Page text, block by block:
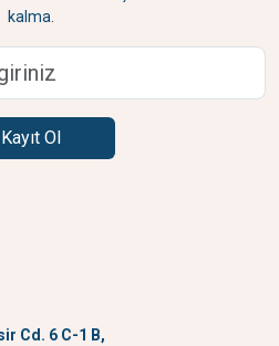
kalma.
Kayıt Ol
Cd. 6 C-1 B,